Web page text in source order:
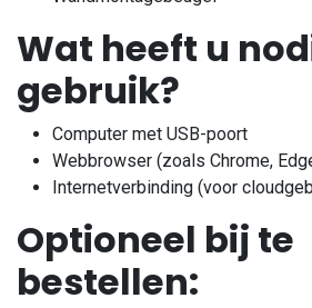
Wat heeft u
gebruik?
Computer met USB-poort
Webbrowser (zoals Chrome,
Internetverbinding (voor
Optioneel bij te
bestellen: